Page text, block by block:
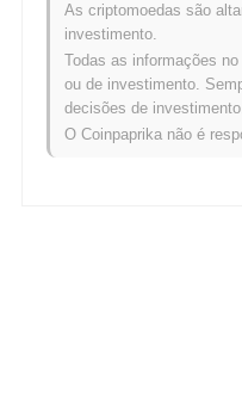
The Ifrit Network
Onde posso
The Ifrit Network (IFRIT)
Qual é o volume de
As criptomoedas são
investimento.
Todas as informações
ou de investimento.
decisões de investimento.
O Coinpaprika não é